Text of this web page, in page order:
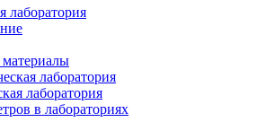
лаборатория
лаборатория
лаборатория
в лабораториях